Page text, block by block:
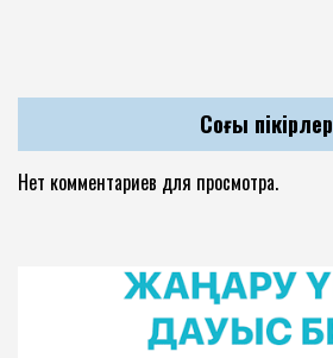
Соңғы пікірлер
Нет комментариев для просмотра.